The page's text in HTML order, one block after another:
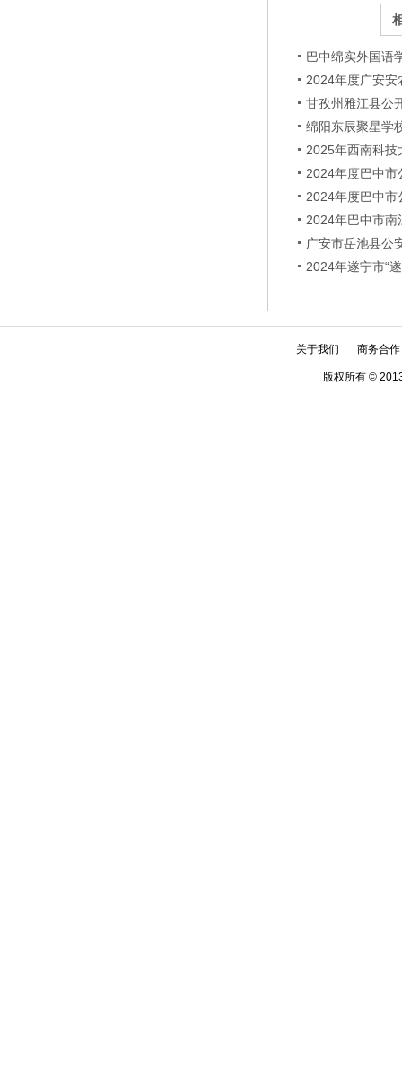
巴中绵实外国语
2024年度广安安
甘孜州雅江县公
绵阳东辰聚星学
2025年西南科技
2024年度巴中市
2024年度巴中市
2024年巴中市南
广安市岳池县公
2024年遂宁市“
关于我们 商务合作
版权所有 ©